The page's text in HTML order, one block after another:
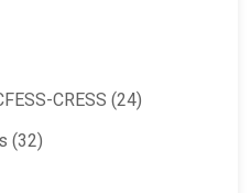
CRESS (24)
(32)